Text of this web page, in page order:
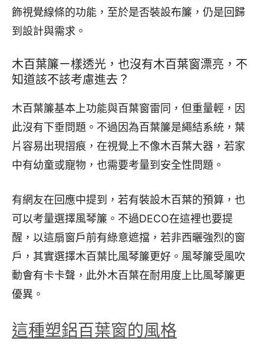
飾視覺線條的功能，至於是否裝設布簾，仍是回歸
到設計與需求。
木百葉簾ㄧ樣透光，也沒有木百葉窗漂亮，不
知道該不該考慮進去？
木百葉簾基本上功能與百葉窗雷同，但重量輕，因
此沒有下垂問題。不過因為百葉簾是繩結系統，葉
片容易出現摺痕，在視覺上不像木百葉大器，若家
中有幼童或寵物，也需要考量到安全性問題。
有網友在回應中提到，若有裝設木百葉的預算，也
可以考量選擇風琴簾。不過DECO在這裡也要提
醒，以這扇窗戶前有綠意遮擋，若非西曬強烈的窗
戶，其實選擇木百葉比風琴簾更好。風琴簾受風吹
動會有卡卡聲，此外木百葉在耐用度上比風琴簾更
優異。
這種塑鋁百葉窗的風格